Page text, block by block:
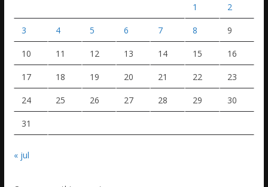
1 2
3 4 5 6 7 8 9
10 11 12 13 14 15 16
17 18 19 20 21 22 23
24 25 26 27 28 29 30
31
« jul